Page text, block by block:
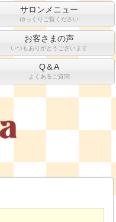
サロンメニュー
ゆっくりご覧ください
お客さまの声
いつもありがとうございます
Q＆A
よくあるご質問